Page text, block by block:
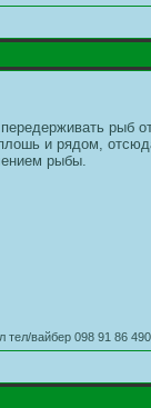
и рядом,
рыбы.
тел/вайбер 098 91 86 490